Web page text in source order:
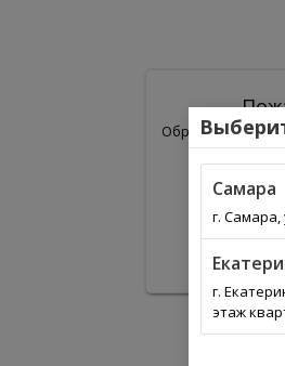
Обработка
Самара
г.
г.
этаж